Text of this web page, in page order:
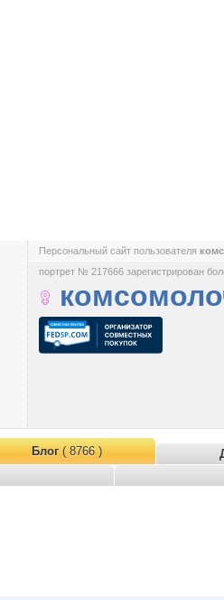
Персональный сайт пользователя
портрет № 217666 зарегистрирован
Блог( 8766 )